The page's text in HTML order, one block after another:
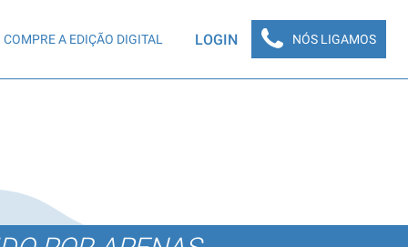
COMPRE A EDIÇÃO DIGITAL LOGIN NÓS LIGAMOS